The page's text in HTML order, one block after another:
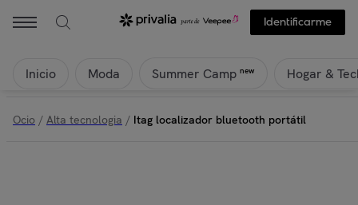
Identificarme
Inicio Moda Summer Camp new Hogar &
Ocio / Alta tecnologia / Itag localizador bluetooth portátil